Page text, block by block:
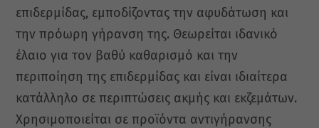
επιδερμίδας, εμποδίζοντας την αφυδάτωση και
την πρόωρη γήρανση της. Θεωρείται ιδανικό
έλαιο για τον βαθύ καθαρισμό και την
περιποίηση της επιδερμίδας και είναι ιδιαίτερα
κατάλληλο σε περιπτώσεις ακμής και εκζεμάτων.
Χρησιμοποιείται σε προϊόντα αντιγήρανσης